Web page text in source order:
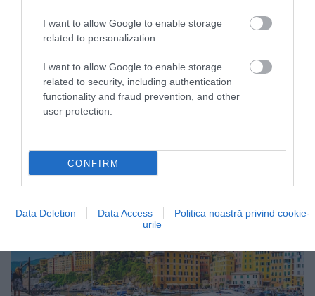
I want to allow Google to enable storage
related to personalization.
I want to allow Google to enable storage
related to security, including authentication
functionality and fraud prevention, and other
user protection.
CONFIRM
Data Deletion Data Access
Politica noastră privind cookie-
urile